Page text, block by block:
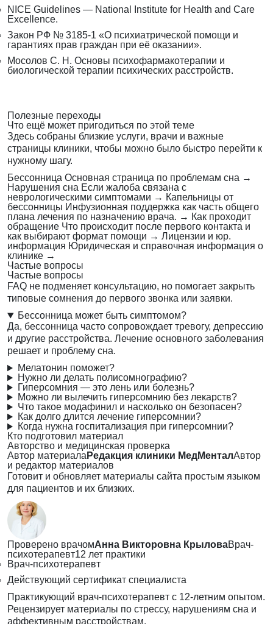
NICE Guidelines — National Institute for Health and Care
Excellence.
Закон РФ № 3185-1 «О психиатрической помощи и
гарантиях прав граждан при её оказании».
Мосолов С. Н. Основы психофармакотерапии и
биологической терапии психических расстройств.
Полезные переходы
Что ещё может пригодиться по этой теме
Здесь собраны близкие услуги, врачи и важные
страницы клиники, чтобы можно было быстро перейти к
нужному шагу.
Бессонница Основная страница по проблемам сна →
Нарушения сна Если жалоба связана с
неврологическими симптомами → Капельницы от
бессонницы Инфузионная поддержка как часть общего
плана лечения по назначению врача. → Как проходит
обращение Что происходит после первого контакта и
как выбирают формат помощи → Лицензии и юр.
информация Юридическая и справочная информация о
клинике →
Частые вопросы
Частые вопросы
FAQ не подменяет консультацию, но помогает закрыть
типовые сомнения до первого звонка или заявки.
Бессонница может быть симптомом?
Да, бессонница часто сопровождает тревогу, депрессию
и другие расстройства. Лечение основного заболевания
решает и проблему сна.
Мелатонин поможет?
Нужно ли делать полисомнографию?
Гиперсомния — это лень или болезнь?
Можно ли вылечить гиперсомнию без лекарств?
Что такое модафинил и насколько он безопасен?
Как долго длится лечение гиперсомнии?
Когда нужна госпитализация при гиперсомнии?
Кто подготовил материал
Авторство и медицинская проверка
Автор материала Редакция клиники МедМенталАвтор
и редактор материалов
Готовит и обновляет материалы сайта простым языком
для пациентов и их близких.
Проверено врачомАнна Викторовна КрыловаВрач-
психотерапевт12 лет практики
Врач-психотерапевт
Действующий сертификат специалиста
Практикующий врач-психотерапевт с 12-летним опытом.
Рецензирует материалы по стрессу, нарушениям сна и
аффективным расстройствам.